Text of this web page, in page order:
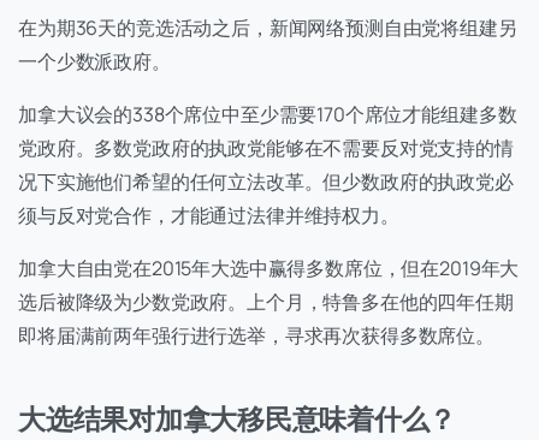
在为期36天的竞选活动之后，新闻网络预测自由党将组建另
一个少数派政府。
加拿大议会的338个席位中至少需要170个席位才能组建多数
党政府。多数党政府的执政党能够在不需要反对党支持的情
况下实施他们希望的任何立法改革。但少数政府的执政党必
须与反对党合作，才能通过法律并维持权力。
加拿大自由党在2015年大选中赢得多数席位，但在2019年大
选后被降级为少数党政府。上个月，特鲁多在他的四年任期
即将届满前两年强行进行选举，寻求再次获得多数席位。
大选结果对加拿大移民意味着什么？